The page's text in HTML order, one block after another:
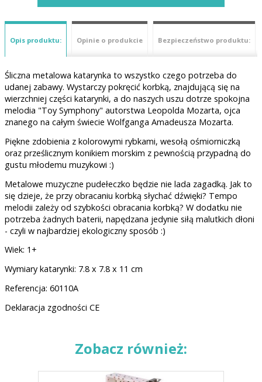
Opis produktu: Opinie o produkcie Bezpieczeństwo produktu:
Śliczna metalowa katarynka to wszystko czego potrzeba do
udanej zabawy. Wystarczy pokręcić korbką, znajdującą się na
wierzchniej części katarynki, a do naszych uszu dotrze spokojna
melodia "Toy Symphony" autorstwa Leopolda Mozarta, ojca
znanego na całym świecie Wolfganga Amadeusza Mozarta.
Piękne zdobienia z kolorowymi rybkami, wesołą ośmiorniczką
oraz prześlicznym konikiem morskim z pewnością przypadną do
gustu młodemu muzykowi :)
Metalowe muzyczne pudełeczko będzie nie lada zagadką. Jak to
się dzieje, że przy obracaniu korbką słychać dźwięki? Tempo
melodii zależy od szybkości obracania korbką? W dodatku nie
potrzeba żadnych baterii, napędzana jedynie siłą malutkich dłoni
- czyli w najbardziej ekologiczny sposób :)
Wiek: 1+
Wymiary katarynki: 7.8 x 7.8 x 11 cm
Referencja: 60110A
Deklaracja zgodności CE
Zobacz również: